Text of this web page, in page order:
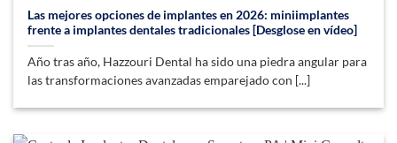
Las mejores opciones de implantes en 2026: miniimplantes
frente a implantes dentales tradicionales [Desglose en vídeo]
Año tras año, Hazzouri Dental ha sido una piedra angular para
las transformaciones avanzadas emparejado con [...]